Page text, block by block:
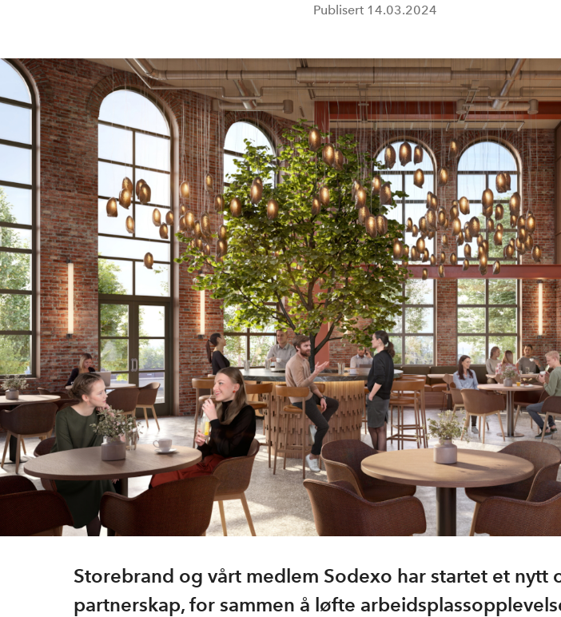
Publisert 14.03.2024
Storebrand og vårt medlem Sodexo har startet et nytt
partnerskap, for sammen å løfte